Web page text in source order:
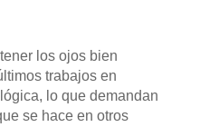
los ojos bien
trabajos en
lo que demandan
se hace en otros